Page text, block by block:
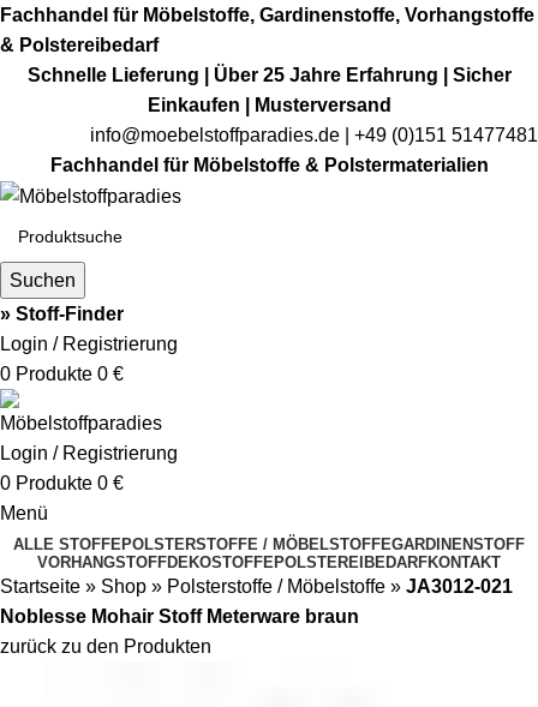
Fachhandel für Möbelstoffe, Gardinenstoffe, Vorhangstoffe
& Polstereibedarf
Schnelle Lieferung | Über 25 Jahre Erfahrung | Sicher
Einkaufen | Musterversand
info@moebelstoffparadies.de | +49 (0)151 51477481
Fachhandel für Möbelstoffe & Polstermaterialien
Suchen
» Stoff-Finder
Login / Registrierung
0 Produkte 0 €
Login / Registrierung
0 Produkte 0 €
Menü
ALLE STOFFEPOLSTERSTOFFE / MÖBELSTOFFEGARDINENSTOFF
VORHANGSTOFFDEKOSTOFFEPOLSTEREIBEDARFKONTAKT
Startseite » Shop » Polsterstoffe / Möbelstoffe » JA3012-021
Noblesse Mohair Stoff Meterware braun
zurück zu den Produkten